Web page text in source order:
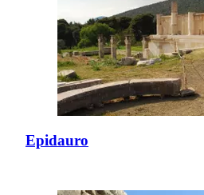
Epidauro